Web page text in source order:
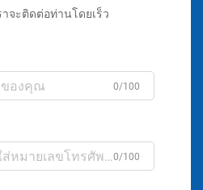
จะติดต่อท่านโดยเร็ว
0/100
0/100